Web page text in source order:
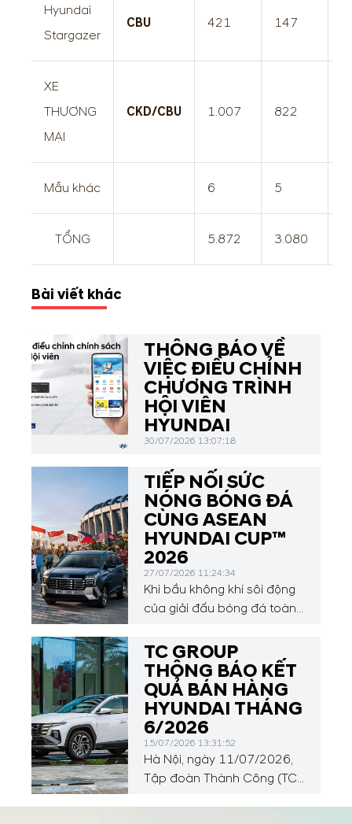
Hyundai
Stargazer
CBU 421 147
XE
THƯƠNG
MẠI
CKD/CBU 1.007 822
Mẫu khác 6 5
TỔNG 5.872 3.080
Bài viết khác
THÔNG BÁO VỀ
VIỆC ĐIỀU CHỈNH
CHƯƠNG TRÌNH
HỘI VIÊN
HYUNDAI
30/07/2026 13:07:18
TIẾP NỐI SỨC
NÓNG BÓNG ĐÁ
CÙNG ASEAN
HYUNDAI CUP™
2026
27/07/2026 11:24:34
Khi bầu không khí sôi động
của giải đấu bóng đá toàn
của người hâm mộ sẽ tiếp
tục hướng về Đông Nam Á
với ASEAN Hyundai Cup™
2026, diễn ra từ ngày 24
tháng 7 đến ngày 26 tháng
8 năm 2026.
TC GROUP
THÔNG BÁO KẾT
QUẢ BÁN HÀNG
HYUNDAI THÁNG
6/2026
15/07/2026 13:31:52
Hà Nội, ngày 11/07/2026,
Tập đoàn Thành Công (TC